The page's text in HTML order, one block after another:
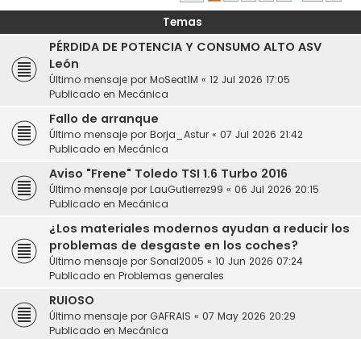
Temas
PÉRDIDA DE POTENCIA Y CONSUMO ALTO ASV
León
Último mensaje por MoSeat1M « 12 Jul 2026 17:05
Publicado en Mecánica
Fallo de arranque
Último mensaje por Borja_Astur « 07 Jul 2026 21:42
Publicado en Mecánica
Aviso "Frene" Toledo TSI 1.6 Turbo 2016
Último mensaje por LauGutierrez99 « 06 Jul 2026 20:15
Publicado en Mecánica
¿Los materiales modernos ayudan a reducir los
problemas de desgaste en los coches?
Último mensaje por Sonal2005 « 10 Jun 2026 07:24
Publicado en Problemas generales
RUIOSO
Último mensaje por GAFRAIS « 07 May 2026 20:29
Publicado en Mecánica